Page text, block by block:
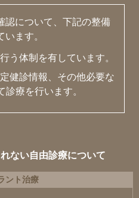
認について、下記の整備
ます。
う体制を有しています。
健診情報、その他必要な
療を行います。
ない自由診療について
ント治療